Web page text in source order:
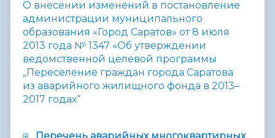
О внесении изменений в постановление
администрации муниципального
образования «Город Саратов» от 8 июля
2013 года № 1347 «Об утверждении
ведомственной целевой программы
„Переселение граждан города Саратова
из аварийного жилищного фонда в 2013–
2017 годах“